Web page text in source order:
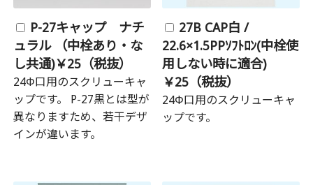
P-27キャップ ナチ
ュラル （中栓あり・な
し共通)￥25（税抜）
24Φ口用のスクリューキャ
ップです。 P-27黒とは型が
異なりますため、若干デザ
インが違います。
27B CAP白 /
22.6×1.5PPｿﾌﾄﾛﾝ(中栓使
用しない時に適合)
￥25（税抜）
24Φ口用のスクリューキャ
ップです。